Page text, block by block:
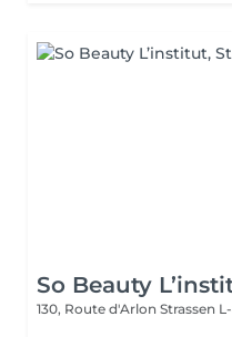
So Beauty
130, Route d'Arlon Strassen